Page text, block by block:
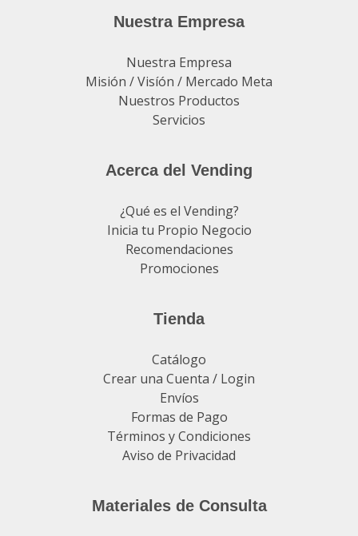
Nuestra Empresa
Nuestra Empresa
Misión / Visíón / Mercado Meta
Nuestros Productos
Servicios
Acerca del Vending
¿Qué es el Vending?
Inicia tu Propio Negocio
Recomendaciones
Promociones
Tienda
Catálogo
Crear una Cuenta / Login
Envíos
Formas de Pago
Términos y Condiciones
Aviso de Privacidad
Materiales de Consulta